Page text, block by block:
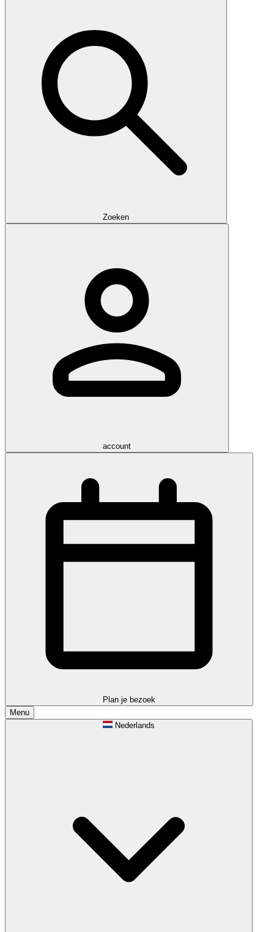
Zoeken
account
Plan je bezoek
Menu
Nederlands